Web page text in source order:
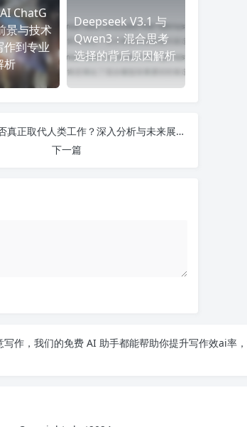
ChatG
景与技术
作到专业
析
Deepseek V3.1 与
Qwen3：混合思考
选择的背后原因解析
人工智能能否真正取代人类工作？深入分析与未来展望
下一篇
作，我们的免费 AI 助手都能帮助你提升写作效ai率